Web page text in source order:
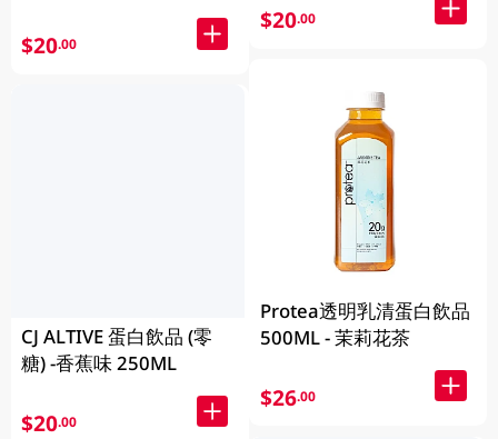
$20.00
CJ ALTIVE 蛋白飲品 (零
糖) -香蕉味 250ML
$20.00
$20.00
Protea透明乳清蛋白飲品
500ML - 茉莉花茶
$26.00